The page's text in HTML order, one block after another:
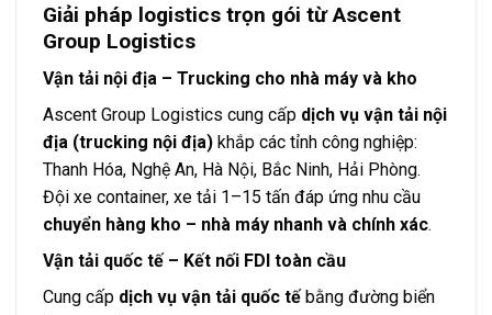
Giải pháp logistics trọn gói từ Ascent
Group Logistics
Vận tải nội địa – Trucking cho nhà máy và kho
Ascent Group Logistics cung cấp dịch vụ vận tải nội
địa (trucking nội địa) khắp các tỉnh công nghiệp:
Thanh Hóa, Nghệ An, Hà Nội, Bắc Ninh, Hải Phòng.
Đội xe container, xe tải 1–15 tấn đáp ứng nhu cầu
chuyển hàng kho – nhà máy nhanh và chính xác.
Vận tải quốc tế – Kết nối FDI toàn cầu
Cung cấp dịch vụ vận tải quốc tế bằng đường biển